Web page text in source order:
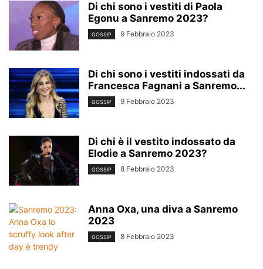
Di chi sono i vestiti di Paola
Egonu a Sanremo 2023?
GOSSIP 9 Febbraio 2023
Di chi sono i vestiti indossati da
Francesca Fagnani a Sanremo...
GOSSIP 9 Febbraio 2023
Di chi è il vestito indossato da
Elodie a Sanremo 2023?
GOSSIP 8 Febbraio 2023
Anna Oxa, una diva a Sanremo
2023
GOSSIP 8 Febbraio 2023